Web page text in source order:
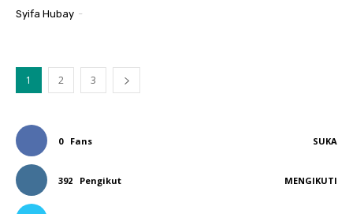
Syifa Hubay -
1 2 3
0 Fans SUKA
392 Pengikut MENGIKUTI